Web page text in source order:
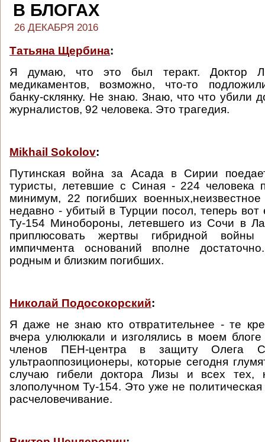
В БЛОГАХ
26 ДЕКАБРЯ 2016
Татьяна Щербина:
Я думаю, что это был теракт. Доктор
медикаментов, возможно, что-то
банку-склянку. Не знаю. Знаю, что что убили
журналистов, 92 человека. Это трагедия.
Mikhail Sokolov:
Путинская война за Асада в Сирии
туристы, летевшие с Синая - 224 человека
минимум, 22 погибших
недавно - убитый в Турции посол, теперь
Ту-154 Минобороны, летевшего из Сочи в
приплюсовать жертвы гибридной
импичмента оснований вполне
родным и близким погибших.
Николай Подосокорский:
Я даже не знаю кто отвратительнее - те
вчера улюлюкали и изголялись в моем
членов ПЕН-центра в защиту Олега
ультраоппозиционеры, которые сегодня
случаю гибели доктора Лизы и всех тех,
злополучном Ту-154. Это уже не политическая
расчеловечивание.